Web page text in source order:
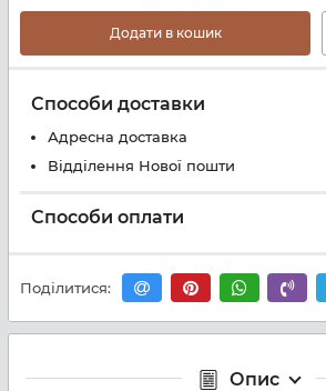
Додати в кошик
Способи доставки
Адресна доставка
Відділення Нової пошти
Способи оплати
Поділитися:
Опис